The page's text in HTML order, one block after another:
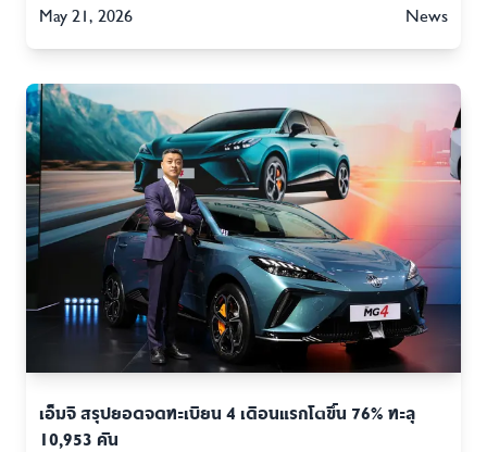
May 21, 2026
News
เอ็มจี สรุปยอดจดทะเบียน 4 เดือนแรกโตขึ้น 76% ทะลุ
10,953 คัน